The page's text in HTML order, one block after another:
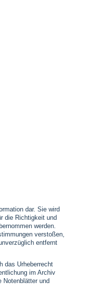
dar. Sie wird
die Richtigkeit und
werden.
verstoßen,
entfernt
das Urheberrecht
im Archiv
Notenblätter und